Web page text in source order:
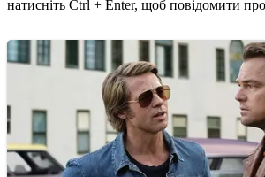
натисніть Ctrl + Enter, щоб повідомити